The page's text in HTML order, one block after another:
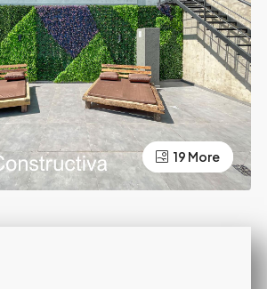
15 More
19 More